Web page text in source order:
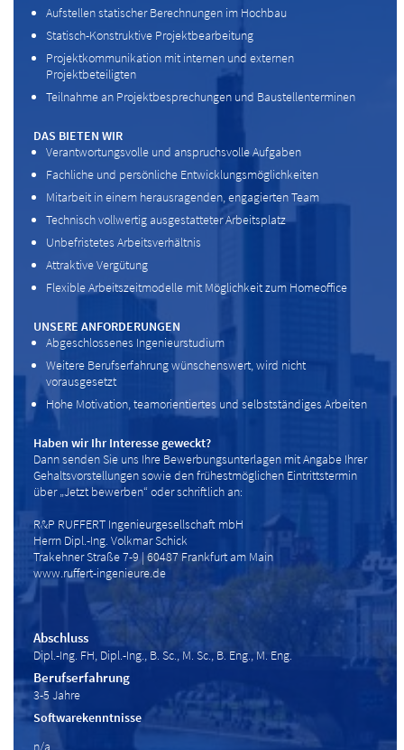
Aufstellen statischer Berechnungen im Hochbau
Statisch-Konstruktive Projektbearbeitung
Projektkommunikation mit internen und externen
Projektbeteiligten
Teilnahme an Projektbesprechungen und Baustellenterminen
DAS BIETEN WIR
Verantwortungsvolle und anspruchsvolle Aufgaben
Fachliche und persönliche Entwicklungsmöglichkeiten
Mitarbeit in einem herausragenden, engagierten Team
Technisch vollwertig ausgestatteter Arbeitsplatz
Unbefristetes Arbeitsverhältnis
Attraktive Vergütung
Flexible Arbeitszeitmodelle mit Möglichkeit zum Homeoffice
UNSERE ANFORDERUNGEN
Abgeschlossenes Ingenieurstudium
Weitere Berufserfahrung wünschenswert, wird nicht
vorausgesetzt
Hohe Motivation, teamorientiertes und selbstständiges Arbeiten
Haben wir Ihr Interesse geweckt?
Dann senden Sie uns Ihre Bewerbungsunterlagen mit Angabe Ihrer
Gehaltsvorstellungen sowie den frühestmöglichen Eintrittstermin
über „Jetzt bewerben“ oder schriftlich an:
R&P RUFFERT Ingenieurgesellschaft mbH
Herrn Dipl.-Ing. Volkmar Schick
Trakehner Straße 7-9 | 60487 Frankfurt am Main
www.ruffert-ingenieure.de
Abschluss
Dipl.-Ing. FH, Dipl.-Ing., B. Sc., M. Sc., B. Eng., M. Eng.
Berufserfahrung
3-5 Jahre
Softwarekenntnisse
n/a